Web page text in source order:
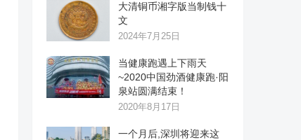
大清铜币湘字版当制钱十
文
2024年7月25日
当健康跑遇上下雨天
~2020中国劲酒健康跑·阳
泉站圆满结束！
2020年8月17日
一个月后,深圳将迎来这